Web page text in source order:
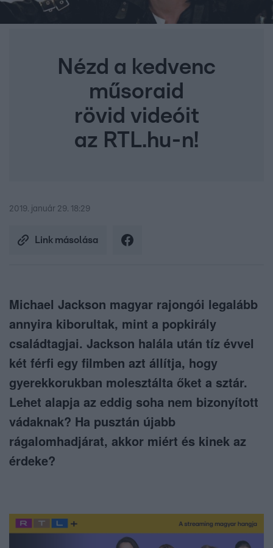
Nézd a kedvenc
műsoraid
rövid videóit
az RTL.hu-n!
2019. január 29. 18:29
Link másolása
Michael Jackson magyar rajongói legalább
annyira kiborultak, mint a popkirály
családtagjai. Jackson halála után tíz évvel
két férfi egy filmben azt állítja, hogy
gyerekkorukban molesztálta őket a sztár.
Lehet alapja az eddig soha nem bizonyított
vádaknak? Ha pusztán újabb
rágalomhadjárat, akkor miért és kinek az
érdeke?